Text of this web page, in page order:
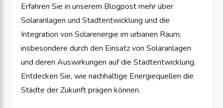
Erfahren Sie in unserem Blogpost mehr über
Solaranlagen und Stadtentwicklung und die
Integration von Solarenergie im urbanen Raum,
insbesondere durch den Einsatz von Solaranlagen
und deren Auswirkungen auf die Stadtentwicklung.
Entdecken Sie, wie nachhaltige Energiequellen die
Städte der Zukunft prägen können.